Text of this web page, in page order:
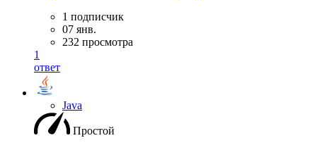
1 подписчик
07 янв.
232 просмотра
1
ответ
Java
Простой